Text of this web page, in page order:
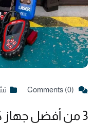
3 من أفضل